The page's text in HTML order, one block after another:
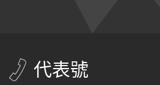
代表號